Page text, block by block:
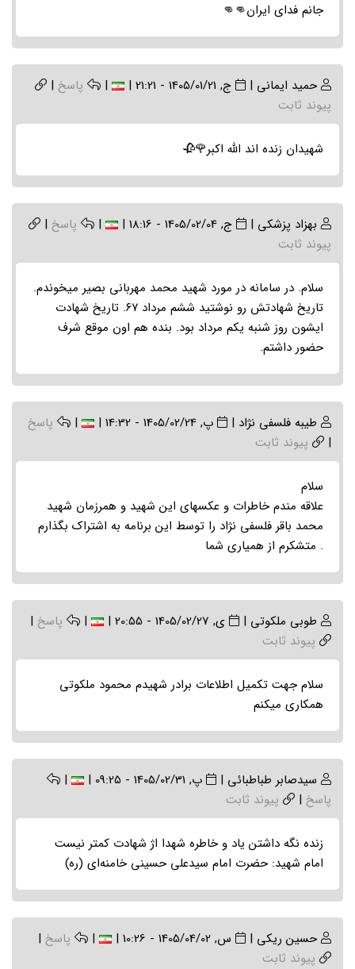
جانم فدای ایران👊👊
حمید ایمانی | ج, 1405/01/21 - 21:21 |
| پاسخ |
پیوند ثابت
شهیدان زنده اند الله اکبر🌹🥀
بهزاد پزشکی | ج, 1405/02/04 - 18:16 |
| پاسخ |
پیوند ثابت
سلام. در سامانه در مورد شهید محمد مهربانی بصیر میخوندم.
تاریخ شهادتش رو نوشتید ششم مرداد ۶۷. تاریخ شهادت
ایشون روز شنبه یکم مرداد بود. بنده هم اون موقع شرف
حضور داشتم.
طیبه فلسفی نژاد | پ, 1405/02/24 - 14:32 |
|
پاسخ
|
پیوند ثابت
سلام
علاقه مندم خاطرات و عکسهای این شهید و همرزمان شهید
محمد باقر فلسفی نژاد را توسط این برنامه به اشتراک بگذارم
. متشکرم از همیاری شما
طوبی ملکوتی | ی, 1405/02/27 - 20:55 |
| پاسخ |
پیوند ثابت
سلام جهت تکمیل اطلاعات برادر شهیدم محمود ملکوتی
همکاری میکنم
سیدصابر طباطبائی | پ, 1405/02/31 - 09:25 |
|
پاسخ | پیوند ثابت
زنده نگه داشتن یاد و خاطره شهدا اژ شهادت کمتر نیست
امام شهید: حضرت امام سیدعلی حسینی خامنه‌ای (ره)
حسین ریکی | س, 1405/04/02 - 10:26 |
| پاسخ |
پیوند ثابت